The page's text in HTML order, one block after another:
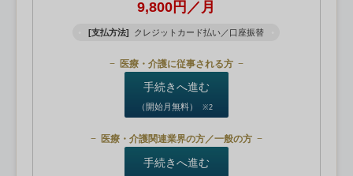
9,800円／月
[支払方法] クレジットカード払い／口座振替
医療・介護に従事される方
手続きへ進む
（開始月無料） ※2
医療・介護関連業界の方／一般の方
手続きへ進む